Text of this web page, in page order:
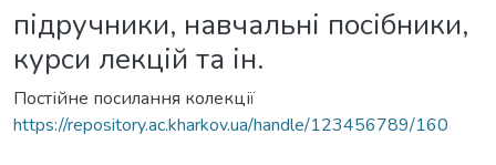
підручники, навчальні посібники,
курси лекцій та ін.
Постійне посилання колекції
https://repository.ac.kharkov.ua/handle/123456789/160